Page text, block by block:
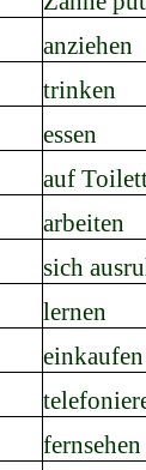
anziehen
trinken
essen
auf
arbeiten
sich
lernen
einkaufen
fernsehen